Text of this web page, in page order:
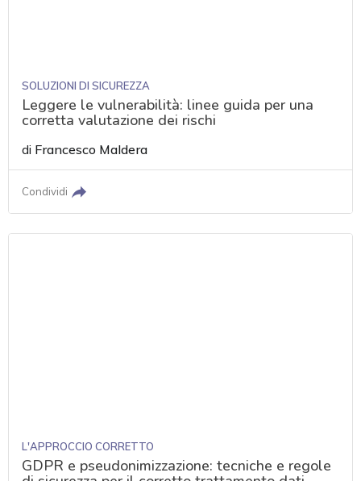
SOLUZIONI DI SICUREZZA
Leggere le vulnerabilità: linee guida per una
corretta valutazione dei rischi
di Francesco Maldera
Condividi
L'APPROCCIO CORRETTO
GDPR e pseudonimizzazione: tecniche e regole